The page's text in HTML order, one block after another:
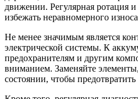
движении. Регулярная ротация
избежать неравномерного
Не менее значимым является
электрической системы. К
предохранителям и другим
вниманием. Заменяйте
состоянии, чтобы